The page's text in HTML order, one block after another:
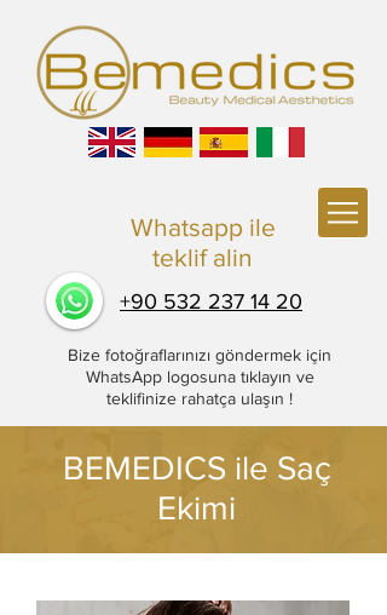
Whatsapp ile
teklif alin
+90 532 237 14 20
Bize fotoğraflarınızı göndermek için
WhatsApp logosuna tıklayın ve
teklifinize rahatça ulaşın !
BEMEDICS ile Saç
Ekimi